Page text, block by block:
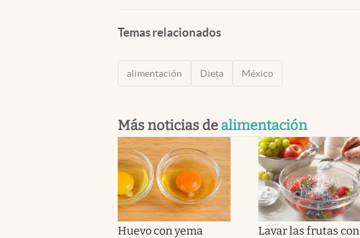
Temas relacionados
alimentación Dieta México
Más noticias de alimentación
Huevo con yema
Lavar las frutas con